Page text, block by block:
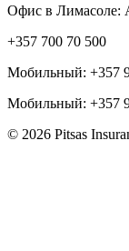
Офис в Лимасоле:
+357 700 70 500
Мобильный: +357
Мобильный: +357
© 2026 Pitsas